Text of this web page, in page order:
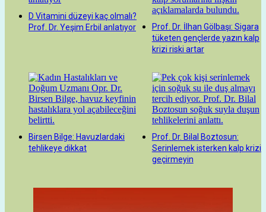
D Vitamini düzeyi kaç olmalı?
Prof. Dr. Yeşim Erbil anlatıyor
Prof. Dr. İlhan Gölbaşı: Sigara
tüketen gençlerde yazın kalp
krizi riski artar
Birsen Bilge: Havuzlardaki
tehlikeye dikkat
Prof. Dr. Bilal Boztosun:
Serinlemek isterken kalp krizi
geçirmeyin